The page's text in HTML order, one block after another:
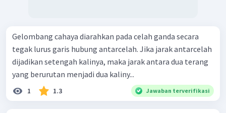
Gelombang cahaya diarahkan pada celah ganda secara
tegak lurus garis hubung antarcelah. Jika jarak antarcelah
dijadikan setengah kalinya, maka jarak antara dua terang
yang berurutan menjadi dua kaliny...
1 1.3 Jawaban terverifikasi